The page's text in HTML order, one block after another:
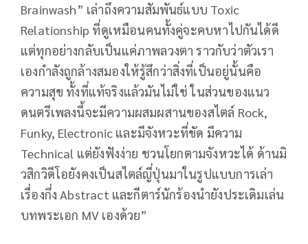
Brainwash” เล่าถึงความสัมพันธ์แบบ Toxic
Relationship ที่ดูเหมือนคนทั้งคู่จะคบหาไปกันได้ดี
แต่ทุกอย่างกลับเป็นแค่ภาพลวงตา ราวกับว่าตัวเรา
เองกำลังถูกล้างสมองให้รู้สึกว่าสิ่งที่เป็นอยู่นั้นคือ
ความสุข ทั้งที่แท้จริงแล้วมันไม่ใช่ ในส่วนของแนว
ดนตรีเพลงนี้จะมีความผสมผสานของสไตล์ Rock,
Funky, Electronic และมีจังหวะที่ขัด มีความ
Technical แต่ยังฟังง่าย ชวนโยกตามจังหวะได้ ด้านมิ
วสิกวิดีโอยังคงเป็นสไตล์ญี่ปุ่นมาในรูปแบบการเล่า
เรื่องกึ่ง Abstract และกีตาร์นักร้องนำยังประเดิมเล่น
บทพระเอก MV เองด้วย”